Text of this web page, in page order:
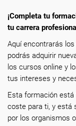
¡Completa tu
tu carrera
Aquí encontrarás
podrás adquirir
los cursos online y
tus intereses y
Esta formación está
coste para ti, y está
por los organismos